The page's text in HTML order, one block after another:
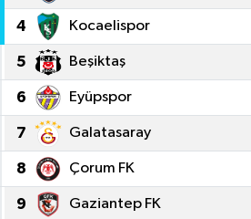
4 Kocaelispor
5 Beşiktaş
6 Eyüpspor
7 Galatasaray
8 Çorum FK
9 Gaziantep FK